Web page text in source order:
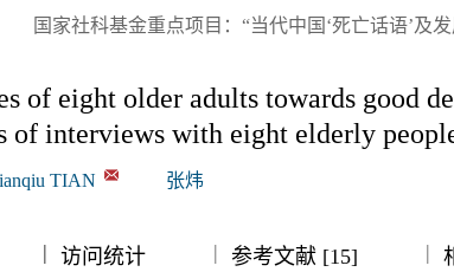
国家社科基金重点项目：“当代中国‘死亡话语’及
of eight older adults towards good
of interviews with eight elderly
TIAN 张炜
|| 访问统计 | 参考文献 [15] |